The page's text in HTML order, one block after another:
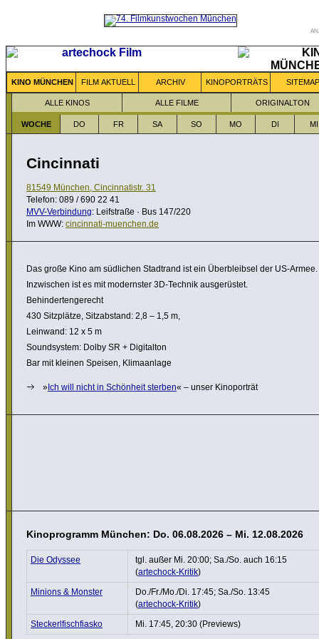
KINO MÜNCHEN FILM AKTUELL ARCHIV KINOPORTRÄTS SITEMAP
ALLE KINOS ALLE FILME ORIGINALTON
WOCHE DO FR SA SO MO DI MI
Cincinnati
81549 München, Cincinnatistr. 31
Telefon: 089 / 690 22 41
MVV-Verbindung: Leifstraße · Bus 147/220
Im WWW: cincinnati-muenchen.de
Das große Kino am südlichen Stadtrand ist ein Über­bleibsel der US-Armee.
Inzwi­schen ist es mit modernster 3D-Technik ausgerüstet.
Behin­der­ten­ge­recht
430 Sitz­plätze, Sitz­ab­stand: 2,8 – 1,5 m,
Leinwand: 12 x 5 m
Sound­system: Dolby SR + Digi­talton
Bar mit kleinen Speisen, Klima­an­lage
»Ich will nicht in Schönheit sterben« – unser Kino­por­trät
Kinoprogramm München: Do. 06.08.2026 – Mi. 12.08.2026
Die Odyssee
tgl. außer Mi. 20:00; Sa./So. auch 16:15
(artechock-Kritik)
Minions & Monster
Do./Fr./Mo./Di. 17:45; Sa./So. 13:45
(artechock-Kritik)
Steckerl­fisch­fi­asko
Mi. 17:45, 20:30 (Previews)